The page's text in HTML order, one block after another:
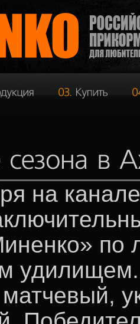
на
по
удилищем.